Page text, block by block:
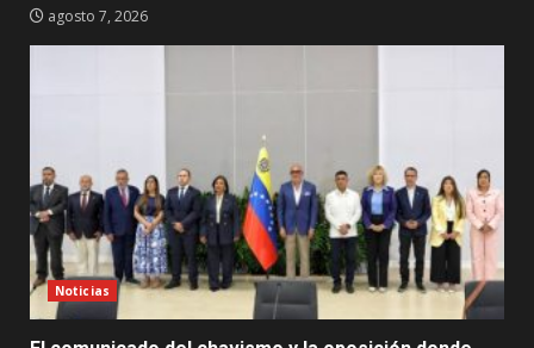
agosto 7, 2026
Noticias